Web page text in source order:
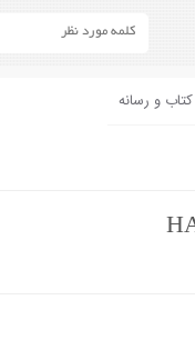
کتاب و رسانه